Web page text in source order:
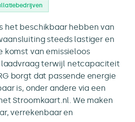
het beschikbaar hebben van
steeds lastiger en
komst van emissieloos
terwijl netcapaciteit
borgt dat passende energie
is, onder andere via een
Stroomkaart.nl. We maken
verrekenbaar en